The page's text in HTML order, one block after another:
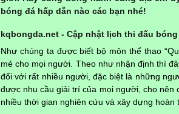
bóng đá hấp dẫn nào các bạn nhé!
kqbongda.net - Cập nhật lịch thi đấu
Như chúng ta được biết bộ môn thể thao
mẻ cho mọi người. Theo như nhận định thì
đối với rất nhiều người, đặc biệt là những
được nhu cầu giải trí của mọi người, cho nên
nhiều thời gian nghiên cứu và xây dựng hoàn